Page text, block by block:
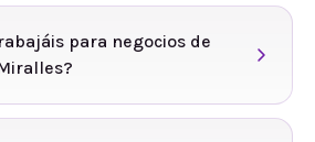
para negocios de